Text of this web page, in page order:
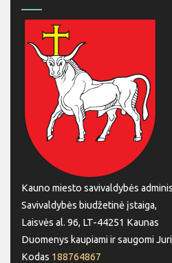
Kauno miesto savivaldybės
Savivaldybės biudžetinė įstaiga,
Laisvės al. 96, LT-44251 Kaunas
Duomenys kaupiami ir saugomi
Kodas 188764867